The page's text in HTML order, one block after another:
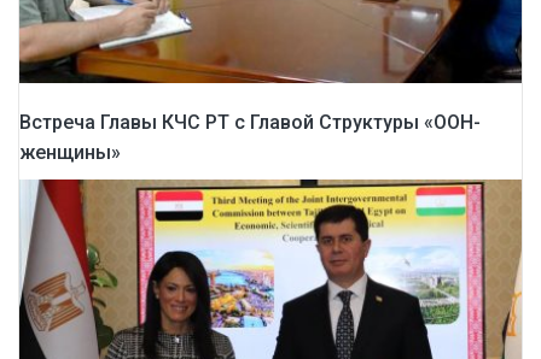
Встреча Главы КЧС РТ с Главой Структуры «ООН-
женщины»